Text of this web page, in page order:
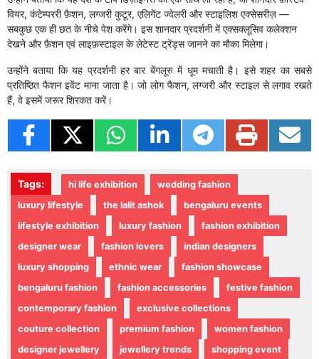
वियर, कंटेम्पररी फ़ैशन, लग्जरी कुटूर, एलिगेंट ज्वेलरी और स्टाइलिश एक्सेसरीज़ —
सबकुछ एक ही छत के नीचे पेश करेंगे। इस शानदार प्रदर्शनी में एक्सक्लूसिव कलेक्शन
देखने और फ़ैशन एवं लाइफ़स्टाइल के लेटेस्ट ट्रेंड्स जानने का मौका मिलेगा।
उन्होंने बताया कि यह प्रदर्शनी हर बार बेंगलूरु में धूम मचाती है। इसे शहर का सबसे
प्रतिष्ठित फैशन इवेंट माना जाता है। जो लोग फैशन, लग्जरी और स्टाइल से लगाव रखते
हैं, वे इसमें जरूर शिरकत करें।
Tags: hi life exhibition
wedding fashion
luxury lifestyle
the lalit ashok
bengaluru events
lifestyle exhibition
luxury fashion
fashion exhibition
designer wear
fashion lovers
indian designers
luxury shopping
ethnic wear
fashion showcase
bengaluru fashion
fashion accessories
festive fashion
contemporary fashion
exclusive collections
couture collection
premium fashion
women fashion
designer jewellery
jewellery trends
shopping event